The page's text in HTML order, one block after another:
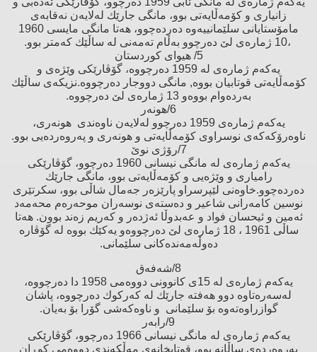
زانیاری و كۆمەڵایەتی بوو، مانگی جارێك لەلایەن نەقابەی
مامۆستایانی سلێمانییەوە دەردەچوو، هەتا مانگی مایسی 1960
،10 ژمارەی لێ‌ دەرچوو بەڵام تەمەنی لە ساڵێك كەمتر بوو.
5/ هیوای كوردستان
یەكەم ژمارەی لە 1959 دەرچووە، گۆڤارێكی وێژەی و
كۆمەڵایەتی قوتابیان بووە, مانگی دووجار دەرچووە.نزیكەی ساڵێك
بەردەوام بووەو 13 ژمارەی لێ‌ دەرچووە.
6/هونەر
یەكەم ژمارەی 1959 دەرچوو لەلایەن ناوەندی هونەری،
ناوەرۆكەكەی نوسراوی كۆمەڵایەتی و هونەری و پەروەردەیی بوو.
7/رۆژی نوێ‌
یەكەم ژمارەی لە مانگی نیسانی 1960 دەرچوو، گۆڤارێكی
رامیاری و وێژەیی و كۆمەڵایەتی بوو، مانگی جارێك
دەردەچوو.خاوەنی لێپرسراو پارێزەر جەمال شاڵی بوو، سكرتێری
نوسین كامەرانی شاعیر و دەستەی نوسەران موحەرەم محەمەد
ئەمین و ئیحسان فواد و عەبدوڵا ئەژدەر و كەریم زەند بوون. هەتا
ساڵی 1961 ، 18 ژمارەی لێ‌ دەرچووەو یەكێك بووە لە گۆڤارە
دەوڵەمەندەكانی سلێمانی.
8/شەفەق
یەكەم ژمارەی لە 15ی كانوونی دووەمی 1958 دا دەرچووە،
لەسەرەتاوە دوو هەفتە جارێك لە كەركوك دەرچووە، پاشان
گوازراوەتەوە بۆ سلێمانی و ناوەكەشی گۆرا بۆ بەیان.
9/رابەر
یەكەم ژمارەی لە مانگی نیسانی 1966 دەرچوو، گۆڤارێكی
پەروەردەی ساڵانە بوو، قوتابخانەی مەڵكەندی دووەمی كوڕان